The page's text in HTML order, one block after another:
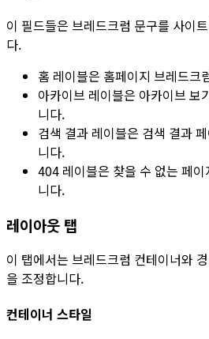
이 필드들은 브레드크럼 문구를 사이
다.
홈 레이블은 홈페이지 브레드크
아카이브 레이블은 아카이브 보
니다.
검색 결과 레이블은 검색 결과
니다.
404 레이블은 찾을 수 없는 페
니다.
레이아웃 탭
이 탭에서는 브레드크럼 컨테이너와
을 조정합니다.
컨테이너 스타일